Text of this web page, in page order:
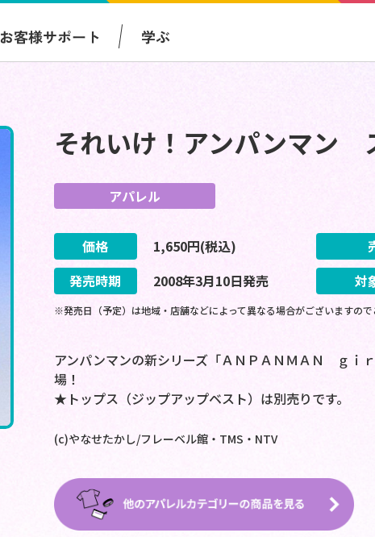
お客様サポート 学ぶ
それいけ！アンパンマン
アパレル
価格 1,650円(税込)
発売時期
2008年3月10日発売 対
※発売日（予定）は地域・店舗などによって異なる場合がございますの
アンパンマンの新シリーズ「ＡＮＰＡＮＭＡＮ ｇｉ
場！
★トップス（ジップアップベスト）は別売りです。
(c)やなせたかし/フレーベル館・TMS・NTV